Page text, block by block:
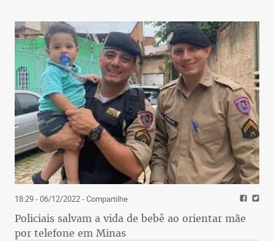
18:29 - 06/12/2022- Compartilhe
Policiais salvam a vida de bebê ao orientar mãe
por telefone em Minas